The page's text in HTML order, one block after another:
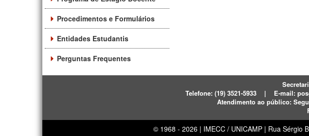
Procedimentos e Formulários
Entidades Estudantis
Perguntas Frequentes
Telefone: (19) 3521-5933 | E-mail:
Atendimento ao público:
© 1968 - 2026 | IMECC / UNICAMP | Rua Sérgio